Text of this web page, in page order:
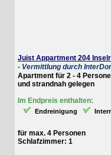
Juist Appartment 204
- Vermittlung durch InterDomizil
Apartment für 2 - 4 Personen,
und strandnah gelegen
Im Endpreis enthalten:
Endreinigung
für max. 4 Personen
Schlafzimmer: 1